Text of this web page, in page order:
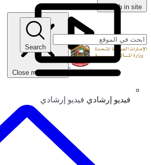
فيديو إرشادي فيديو إرشادي
search in site
Close main menu
Search